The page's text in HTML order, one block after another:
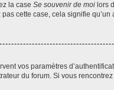
la case Se souvenir de moi lors
cette case, cela signifie
vos paramètres
du forum. Si vous